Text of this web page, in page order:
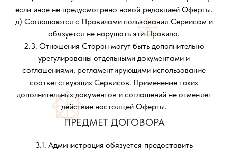
если иное не предусмотрено новой редакцией Оферты.
д) Соглашаются с Правилами пользования Сервисом и
обязуется не нарушать эти Правила.
2.3. Отношения Сторон могут быть дополнительно
урегулированы отдельными документами и
соглашениями, регламентирующими использование
соответствующих Сервисов. Применение таких
дополнительных документов и соглашений не отменяет
действие настоящей Оферты.
ПРЕДМЕТ ДОГОВОРА
3.1. Администрация обязуется предоставить